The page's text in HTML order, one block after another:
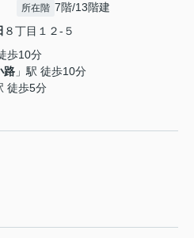
所在階 7階/13階建
８丁目１２-５
歩10分
路 」駅 徒歩10分
徒歩5分